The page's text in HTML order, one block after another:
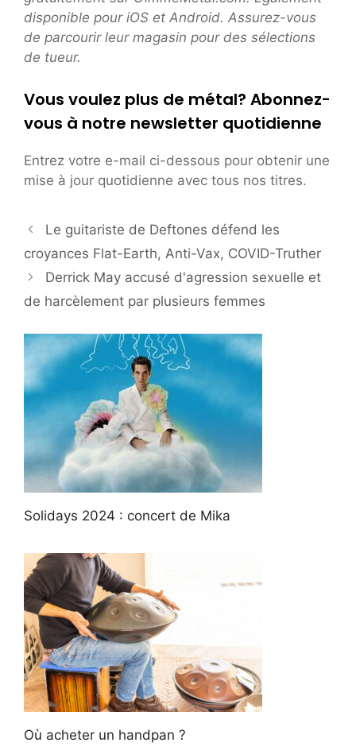
disponible pour iOS et Android. Assurez-vous
de parcourir leur magasin pour des sélections
de tueur.
Vous voulez plus de métal? Abonnez-
vous à notre newsletter quotidienne
Entrez votre e-mail ci-dessous pour obtenir une
mise à jour quotidienne avec tous nos titres.
Le guitariste de Deftones défend les
croyances Flat-Earth, Anti-Vax, COVID-Truther
Derrick May accusé d'agression sexuelle et
de harcèlement par plusieurs femmes
Solidays 2024 : concert de Mika
Où acheter un handpan ?